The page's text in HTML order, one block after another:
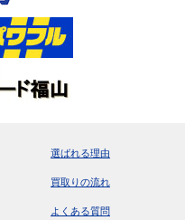
選ばれる理由
買取りの流れ
よくある質問